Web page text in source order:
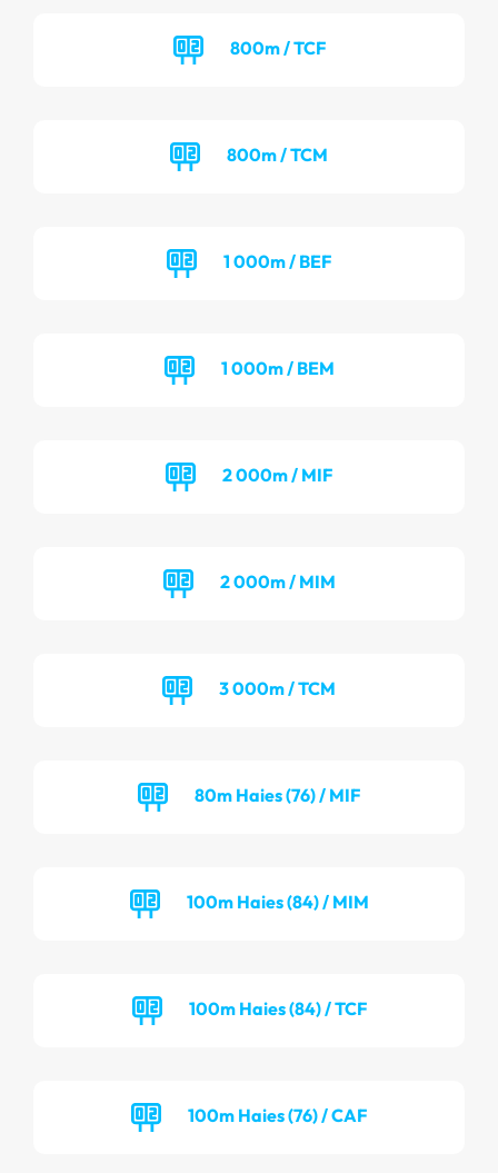
800m / TCF
800m / TCM
1 000m / BEF
1 000m / BEM
2 000m / MIF
2 000m / MIM
3 000m / TCM
80m Haies (76) / MIF
100m Haies (84) / MIM
100m Haies (84) / TCF
100m Haies (76) / CAF